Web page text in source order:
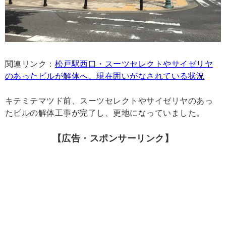
関連リンク： 松戸駅西口・スーツセレクトやサイゼリヤ
のあったビルが解体へ、現在囲いがなされている状況
キテミテマツド前、スーツセレクトやサイゼリヤのあっ
たビルの解体工事が完了し、更地になっていました。
【広告・スポンサーリンク】